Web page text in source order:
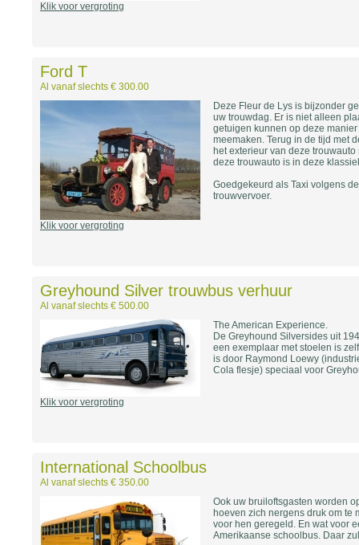
Klik voor vergroting
Ford T
Al vanaf slechts € 300.00
Klik voor vergroting
Deze Fleur de Lys is bijzonder
uw trouwdag. Er is niet alleen
getuigen kunnen op deze
meemaken. Terug in de tijd met
het exterieur van deze
deze trouwauto is in deze
Goedgekeurd als Taxi volgens
trouwvervoer.
Greyhound Silver trouwbus verhuur
Al vanaf slechts € 500.00
Klik voor vergroting
The American Experience.
De Greyhound Silversides uit
een exemplaar met stoelen is
is door Raymond Loewy
Cola flesje) speciaal voor
International Schoolbus
Al vanaf slechts € 350.00
Ook uw bruiloftsgasten worden
hoeven zich nergens druk om te
voor hen geregeld. En wat voor
Amerikaanse schoolbus. Daar